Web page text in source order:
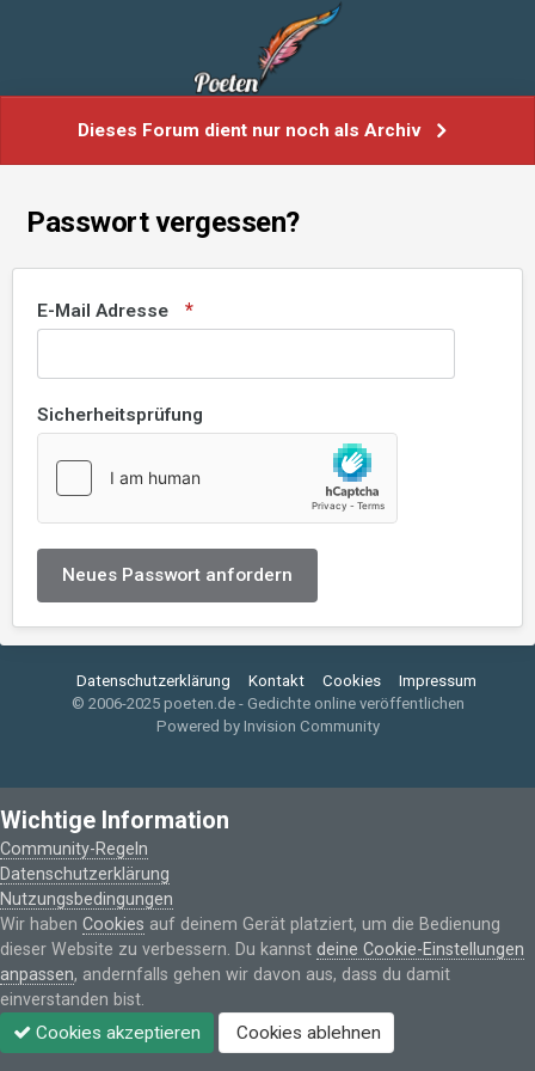
Dieses Forum dient nur noch als Archiv
Passwort vergessen?
E-Mail Adresse
Sicherheitsprüfung
Neues Passwort anfordern
Datenschutzerklärung Kontakt Cookies
Impressum
© 2006-2025 poeten.de - Gedichte online veröffentlichen
Powered by Invision Community
Wichtige Information
Community-Regeln
Datenschutzerklärung
Nutzungsbedingungen
Wir haben Cookies auf deinem Gerät platziert, um die Bedienung
dieser Website zu verbessern. Du kannst deine Cookie-Einstellungen
anpassen, andernfalls gehen wir davon aus, dass du damit
einverstanden bist.
Cookies akzeptieren Cookies ablehnen
Jetzt als Autor registrieren